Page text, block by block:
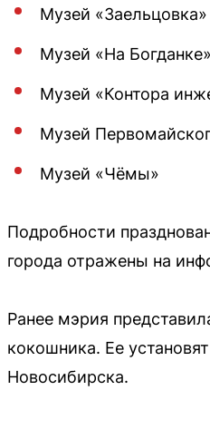
Музей «Заельцовка»
Музей «На Богданке»
Музей «Контора
Музей
Музей «Чёмы»
Подробности
города отражены на
Ранее мэрия
кокошника. Ее
Новосибирска.